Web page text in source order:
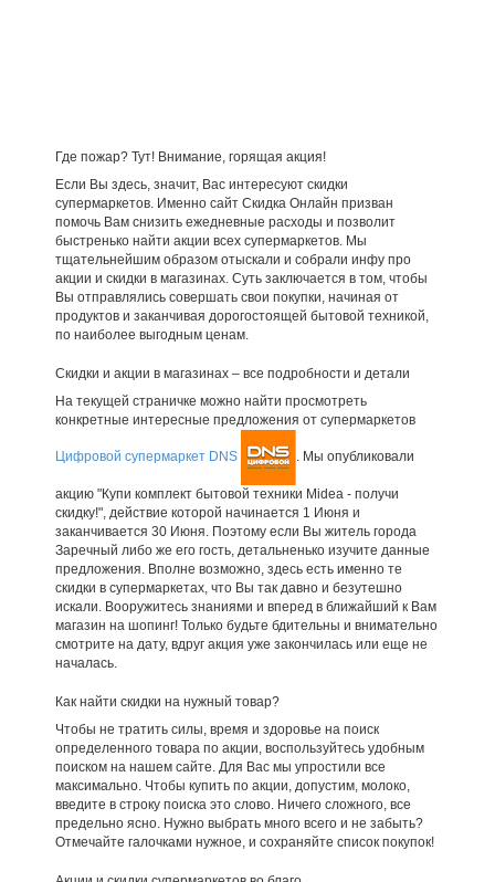
Где пожар? Тут! Внимание, горящая акция!
Если Вы здесь, значит, Вас интересуют скидки
супермаркетов. Именно сайт Скидка Онлайн призван
помочь Вам снизить ежедневные расходы и позволит
быстренько найти акции всех супермаркетов. Мы
тщательнейшим образом отыскали и собрали инфу про
акции и скидки в магазинах. Суть заключается в том, чтобы
Вы отправлялись совершать свои покупки, начиная от
продуктов и заканчивая дорогостоящей бытовой техникой,
по наиболее выгодным ценам.
Скидки и акции в магазинах – все подробности и детали
На текущей страничке можно найти просмотреть
конкретные интересные предложения от супермаркетов
Цифровой супермаркет DNS . Мы опубликовали
акцию "Купи комплект бытовой техники Midea - получи
скидку!", действие которой начинается 1 Июня и
заканчивается 30 Июня. Поэтому если Вы житель города
Заречный либо же его гость, детальненько изучите данные
предложения. Вполне возможно, здесь есть именно те
скидки в супермаркетах, что Вы так давно и безутешно
искали. Вооружитесь знаниями и вперед в ближайший к Вам
магазин на шопинг! Только будьте бдительны и внимательно
смотрите на дату, вдруг акция уже закончилась или еще не
началась.
Как найти скидки на нужный товар?
Чтобы не тратить силы, время и здоровье на поиск
определенного товара по акции, воспользуйтесь удобным
поиском на нашем сайте. Для Вас мы упростили все
максимально. Чтобы купить по акции, допустим, молоко,
введите в строку поиска это слово. Ничего сложного, все
предельно ясно. Нужно выбрать много всего и не забыть?
Отмечайте галочками нужное, и сохраняйте список покупок!